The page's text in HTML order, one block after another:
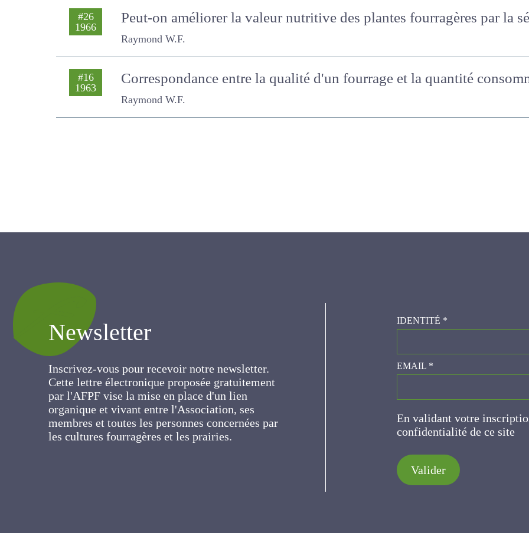
#26
1966 Peut-on améliorer la valeur nutritive des plantes fourragères par la
Raymond W.F.
#16
1963 Correspondance entre la qualité d'un fourrage et la quantité
Raymond W.F.
Newsletter
Inscrivez-vous pour recevoir notre newsletter.
Cette lettre électronique proposée
gratuitement par l'AFPF vise la mise en place
d'un lien organique et vivant entre
l'Association, ses membres et toutes les
personnes concernées par les cultures
fourragères et les prairies.
IDENTITÉ*
EMAIL*
En validant votre
de confidentialité de ce
Valider